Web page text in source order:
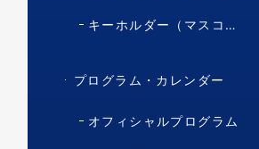
キーホルダー（マスコット・キャラクター）
プログラム・カレンダー
オフィシャルプログラム